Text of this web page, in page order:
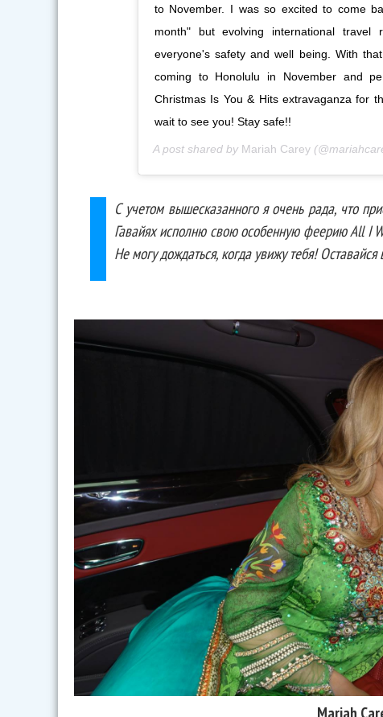
to November. I was so excited to come
month" but evolving international travel
everyone's safety and well being. With
coming to Honolulu in November and
Christmas Is You & Hits extravaganza for
wait to see you! Stay safe!!
A post shared by Mariah Carey
С учетом вышесказанного я очень рада, что
Гавайях исполню свою особенную феерию All I
Не могу дождаться, когда увижу тебя! Оставайся
Mariah